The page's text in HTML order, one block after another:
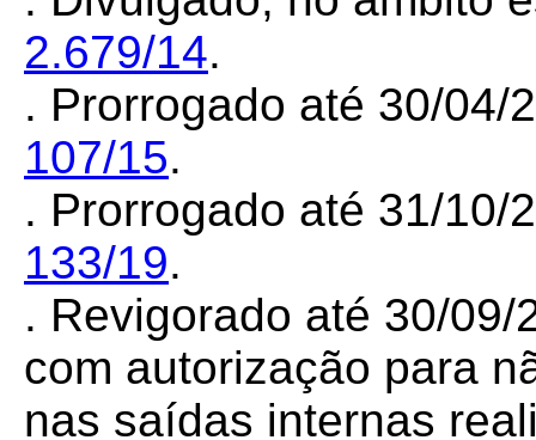
2.679/14.
. Prorrogado até 30/04/
107/15.
. Prorrogado até 31/10/
133/19.
. Revigorado até 30/
com autorização para
nas saídas internas